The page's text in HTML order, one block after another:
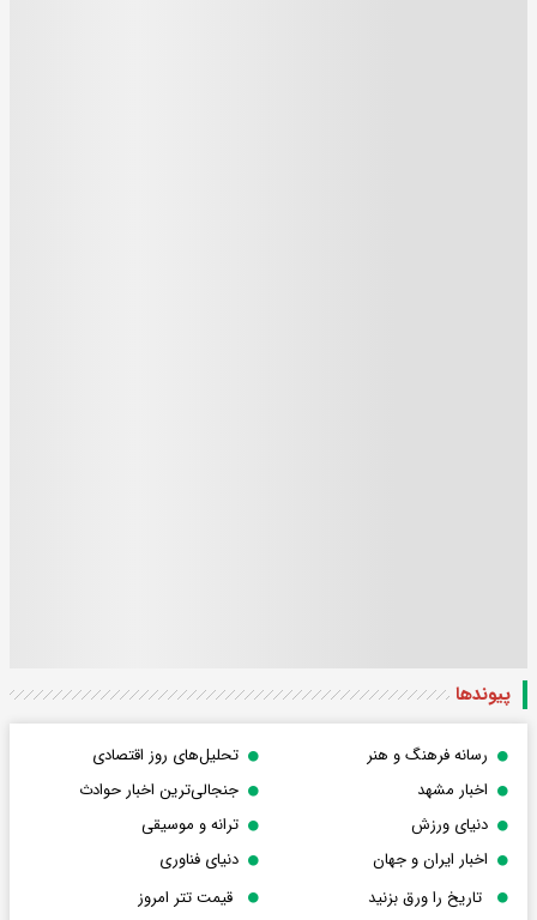
پیوندها
رسانه فرهنگ و هنر
تحلیل‌های روز اقتصادی
اخبار مشهد
جنجالی‌ترین اخبار حوادث
دنیای ورزش
ترانه و موسیقی
اخبار ایران و جهان
دنیای فناوری
تاریخ را ورق بزنید
قیمت تتر امروز